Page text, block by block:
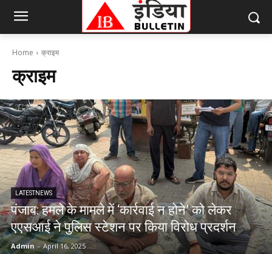
Home क्राइम
क्राइम
LATESTNEWS
पंजाब: हमले के मामले में ‘कार्रवाई न होने’ को लेकर
एएसआई ने पुलिस स्टेशन पर किया विरोध प्रदर्शन
Admin - April 16, 2025